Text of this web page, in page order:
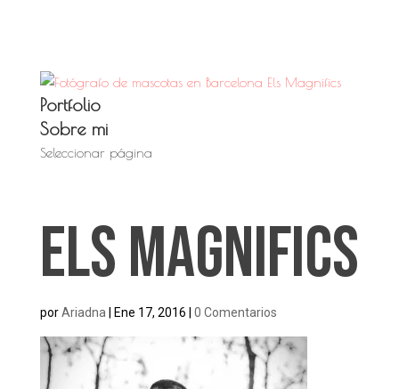
Portfolio
Sobre mi
Seleccionar página
Els Magnifics
porAriadna Ene 17, 2016 0 Comentarios